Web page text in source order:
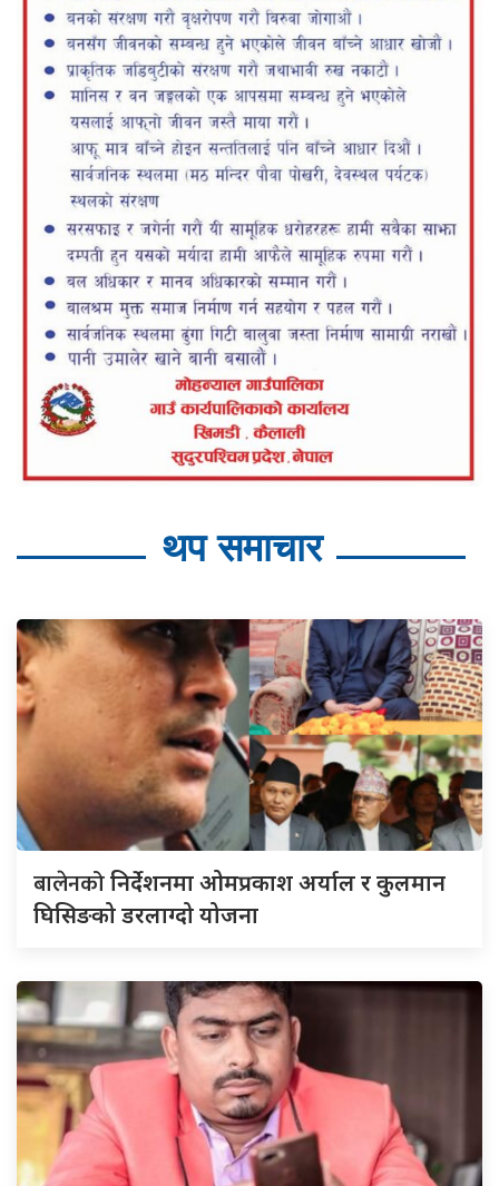
थप समाचार
बालेनकोनिर्देशनमा ओमप्रकाश अर्याल र कुलमान
घिसिङको डरलाग्दो योजना